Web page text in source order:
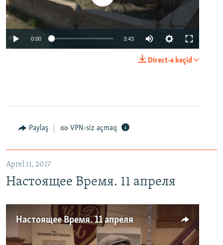
0:00 3:43
Direct-ə keçid
Paylaş VPN-siz açmaq
Aprel 11, 2017
Настоящее Время. 11 апреля
Настоящее Время. 11 апреля